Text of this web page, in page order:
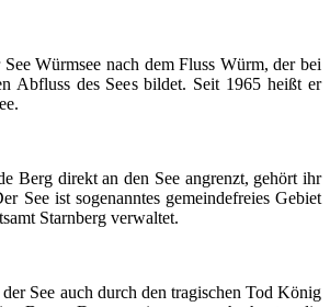
Würmsee nach dem Fluss Würm, der bei
Abfluss des Sees bildet. Seit 1965 heißt er
Berg direkt an den See angrenzt, gehört ihr
See ist sogenanntes gemeindefreies Gebiet
Starnberg verwaltet.
See auch durch den tragischen Tod König